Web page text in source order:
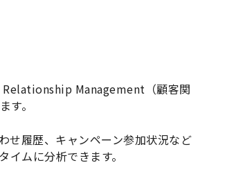
Management（顧客関
す。
せ履歴、キャンペーン参加状況など
ムに分析できます。